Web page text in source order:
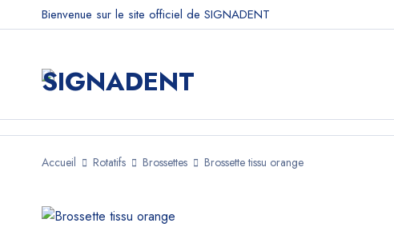
Bienvenue sur le site officiel de SIGNADENT
Accueil Rotatifs Brossettes Brossette tissu orange